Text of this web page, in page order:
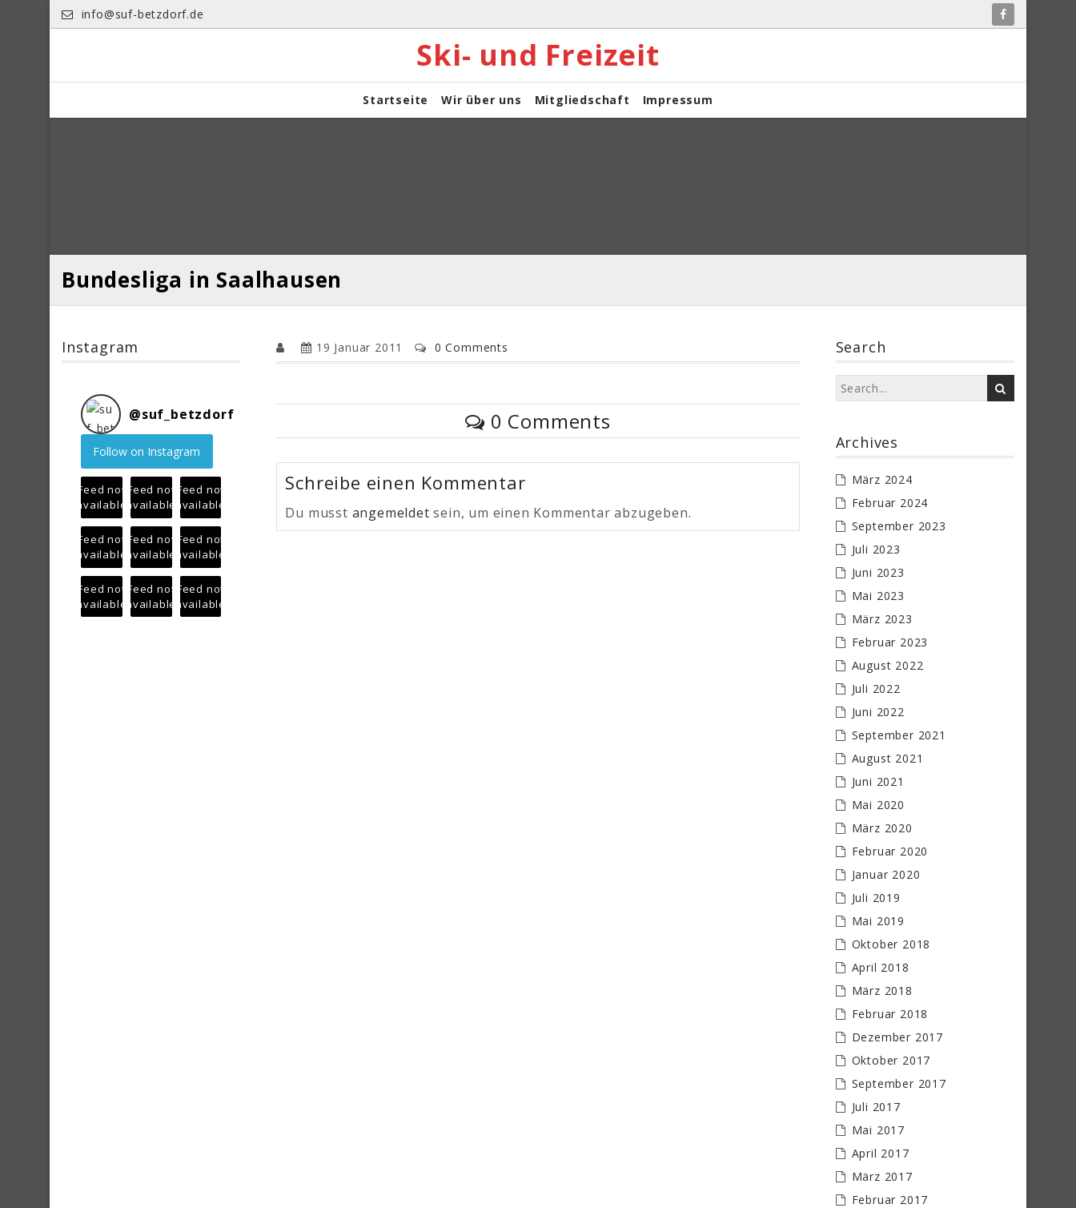
Skip
to
info@suf-betzdorf.de
Ski- und Freizeit
Startseite Wir über uns Mitgliedschaft Impressum
Bundesliga in Saalhausen
19 Januar 2011 0 Comments
0 Comments
Schreibe einen Kommentar
Du musst angemeldet sein, um einen Kommentar abzugeben.
Instagram
@suf_betzdorf
Follow on Instagram
Feed not
available
Feed not
available
Feed not
available
Feed not
available
Feed not
available
Feed not
available
Feed not
available
Feed not
available
Feed not
available
Search
Archives
März 2024
Februar 2024
September 2023
Juli 2023
Juni 2023
Mai 2023
März 2023
Februar 2023
August 2022
Juli 2022
Juni 2022
September 2021
August 2021
Juni 2021
Mai 2020
März 2020
Februar 2020
Januar 2020
Juli 2019
Mai 2019
Oktober 2018
April 2018
März 2018
Februar 2018
Dezember 2017
Oktober 2017
September 2017
Juli 2017
Mai 2017
April 2017
März 2017
Februar 2017